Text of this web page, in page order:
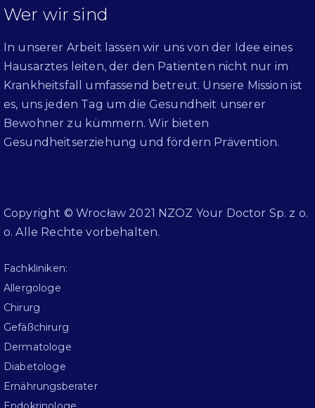
Wer wir sind
In unserer Arbeit lassen wir uns von der Idee eines
Hausarztes leiten, der den Patienten nicht nur im
Krankheitsfall umfassend betreut. Unsere Mission ist
es, uns jeden Tag um die Gesundheit unserer
Bewohner zu kümmern. Wir bieten
Gesundheitserziehung und fördern Prävention.
Copyright © Wrocław 2021 NZOZ Your Doctor Sp. z o.
o. Alle Rechte vorbehalten.
Fachkliniken:
Allergologe
Chirurg
Gefäßchirurg
Dermatologe
Diabetologe
Ernährungsberater